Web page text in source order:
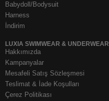
Babydoll/Bodysuit
Harness
İndirim
LUXIA SWIMWEAR & UNDERWEAR
Hakkımızda
Kampanyalar
Mesafeli Satış Sözleşmesi
Teslimat & İade Koşulları
Çerez Politikası